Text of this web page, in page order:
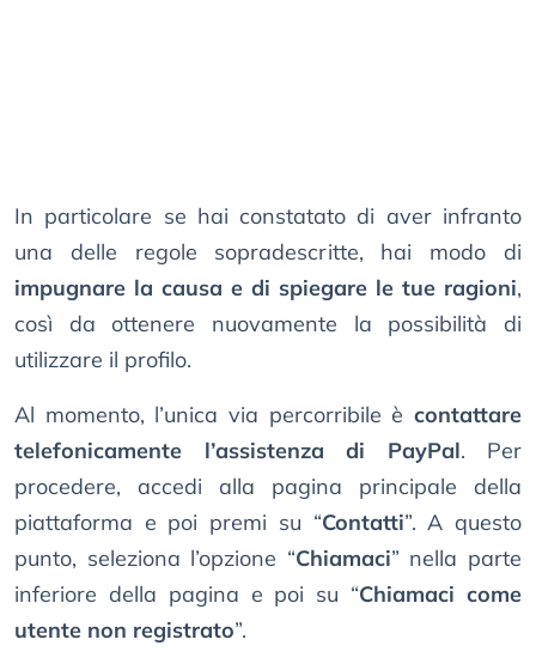
In particolare se hai constatato di aver infranto
una delle regole sopradescritte, hai modo di
impugnare la causa e di spiegare le tue ragioni,
così da ottenere nuovamente la possibilità di
utilizzare il profilo.
Al momento, l’unica via percorribile è contattare
telefonicamente l’assistenza di PayPal. Per
procedere, accedi alla pagina principale della
piattaforma e poi premi su “Contatti”. A questo
punto, seleziona l’opzione “Chiamaci” nella parte
inferiore della pagina e poi su “Chiamaci come
utente non registrato”.